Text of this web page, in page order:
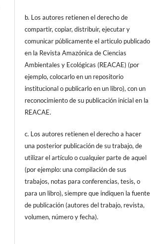
b. Los autores retienen el derecho de
compartir, copiar, distribuir, ejecutar y
comunicar públicamente el articulo publicado
en la Revista Amazónica de Ciencias
Ambientales y Ecológicas (REACAE) (por
ejemplo, colocarlo en un repositorio
institucional o publicarlo en un libro), con un
reconocimiento de su publicación inicial en la
REACAE.
c. Los autores retienen el derecho a hacer
una posterior publicación de su trabajo, de
utilizar el artículo o cualquier parte de aquel
(por ejemplo: una compilación de sus
trabajos, notas para conferencias, tesis, o
para un libro), siempre que indiquen la fuente
de publicación (autores del trabajo, revista,
volumen, número y fecha).